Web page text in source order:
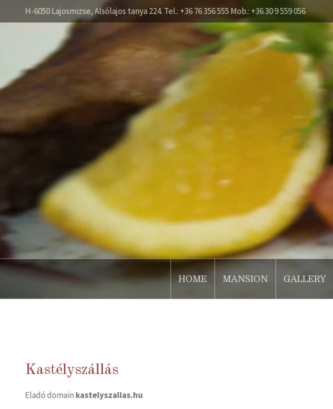
H-6050 Lajosmizse, Alsólajos tanya 224. Tel.: +36 76 356 555 Mob.: +36 30 9 559 056
HOME MANSION GALLERY
Kastélyszállás
Eladó domain kastelyszallas.hu